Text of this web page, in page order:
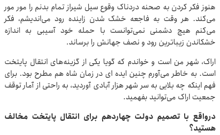
هنوز فکر کردن به صحنه دردناک وقوع سیل شیراز تمام بدنم را مور مور
می‌کند. هر وقت به فاجعه خشک شدن زاینده رود می‌اندیشم، فکر
می‌کنم هیچ دشمنی نمی‌توانست با حمله خود آسیبی به اندازه
خشکاندن زیباترین رود و نصف جهانش را برساند.
اراک، شهر من است و خواندم که گویا یکی از گزینه‌های انتقال پایتخت
است. به خاطر می‌آورم چنین ایده ای در زمان شاه هم مطرح بود. برای
فهم اینکه چه بلایی به سر شهر هزار آبادی آوردید، به راحتی از آمار توقف
جمعیت اراک می‌توانید بفهمید.
درواقع با تصمیم دولت چهاردهم برای انتقال پایتخت مخالف
هستید؟